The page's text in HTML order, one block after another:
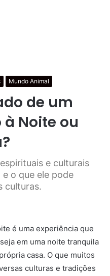
Mundo Animal
de um
Noite ou
e culturais
o que ele pode
culturas.
é uma experiência que
em uma noite tranquila
casa. O que muitos
culturas e tradições